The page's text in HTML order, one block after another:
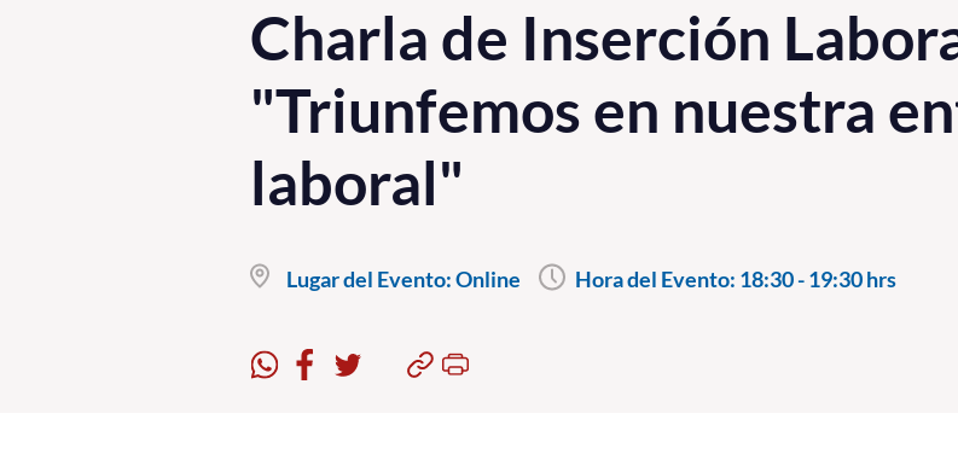
Charla de Inserción
"Triunfemos en nuestra
laboral"
Lugar del Evento:Online Hora del Evento: 18:30 - 19:30 hrs